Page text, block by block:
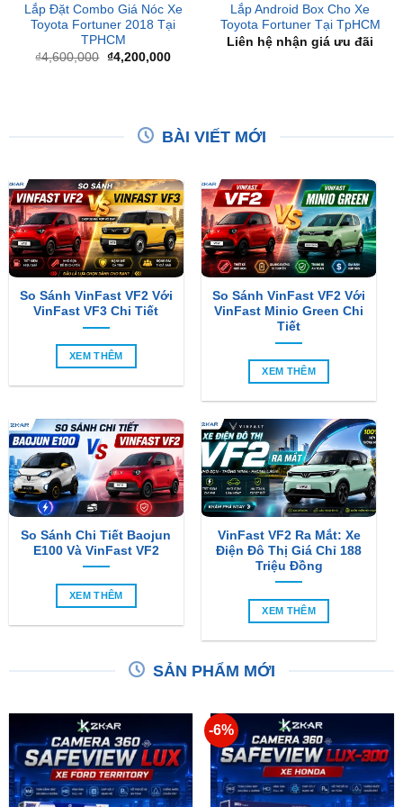
₫4,600,000 Giá
gốc
là:
₫4,600,000.
₫4,200,000Giá
hiện
tại
₫4,200,000.
So Sánh VinFast VF2 Với
VinFast VF3 Chi Tiết
XEM THÊM
So Sánh VinFast VF2 Với
VinFast Minio Green Chi
Tiết
XEM THÊM
So Sánh Chi Tiết Baojun
E100 Và VinFast VF2
XEM THÊM
VinFast VF2 Ra Mắt: Xe
Điện Đô Thị Giá Chỉ 188
Triệu Đồng
XEM THÊM
SẢN PHẨM MỚI